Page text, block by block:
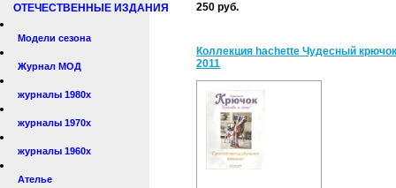
ОТЕЧЕСТВЕННЫЕ ИЗДАНИЯ
Модели сезона
Журнал МОД
журналы 1980х
журналы 1970х
журналы 1960х
Ателье
250 руб.
Коллекция hachette Чудесный
2011